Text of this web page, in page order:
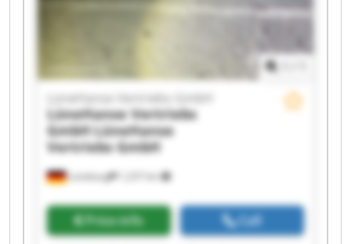
Lüneburg 1,237 km
LüneHanse Vertriebs GmbH
LüneHanse Vertriebs
GmbH LüneHanse
Vertriebs GmbH
Price info Call